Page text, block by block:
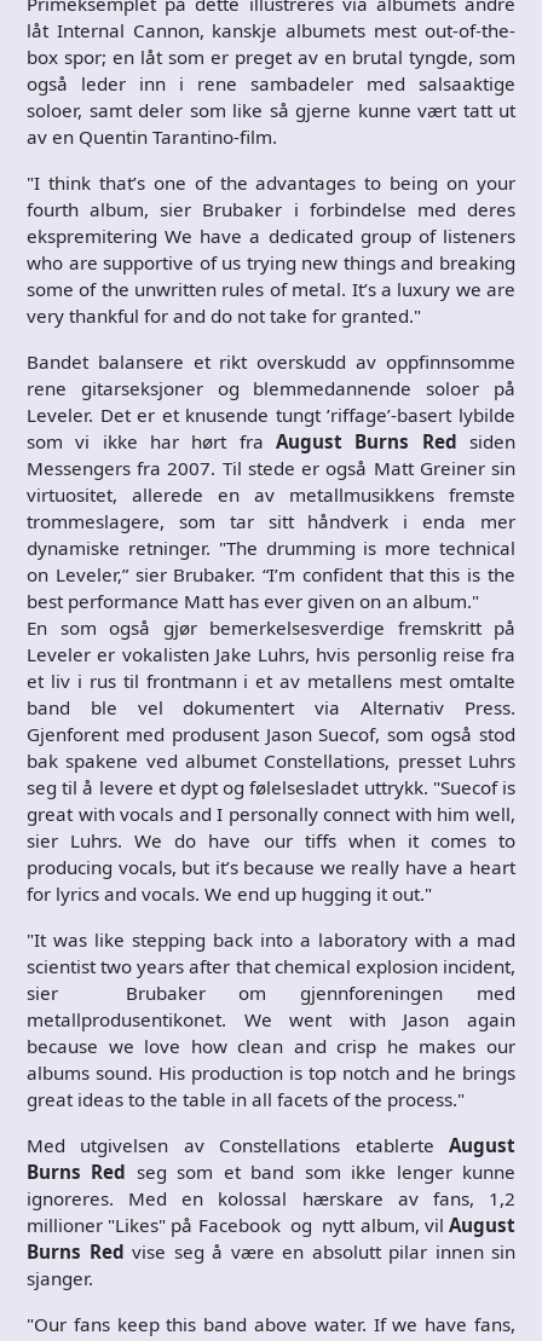
låt Internal Cannon, kanskje albumets mest out-of-the-
box spor; en låt som er preget av en brutal tyngde, som
også leder inn i rene sambadeler med salsaaktige
soloer, samt deler som like så gjerne kunne vært tatt ut
av en Quentin Tarantino-film.
"I think that’s one of the advantages to being on your
fourth album, sier Brubaker i forbindelse med deres
ekspremitering We have a dedicated group of listeners
who are supportive of us trying new things and breaking
some of the unwritten rules of metal. It’s a luxury we are
very thankful for and do not take for granted."
Bandet balansere et rikt overskudd av oppfinnsomme
rene gitarseksjoner og blemmedannende soloer på
Leveler. Det er et knusende tungt ’riffage’-basert lybilde
som vi ikke har hørt fra August Burns Red siden
Messengers fra 2007. Til stede er også Matt Greiner sin
virtuositet, allerede en av metallmusikkens fremste
trommeslagere, som tar sitt håndverk i enda mer
dynamiske retninger. "The drumming is more technical
on Leveler,” sier Brubaker. “I’m confident that this is the
best performance Matt has ever given on an album."
En som også gjør bemerkelsesverdige fremskritt på
Leveler er vokalisten Jake Luhrs, hvis personlig reise fra
et liv i rus til frontmann i et av metallens mest omtalte
band ble vel dokumentert via Alternativ Press.
Gjenforent med produsent Jason Suecof, som også stod
bak spakene ved albumet Constellations, presset Luhrs
seg til å levere et dypt og følelsesladet uttrykk. "Suecof is
great with vocals and I personally connect with him well,
sier Luhrs. We do have our tiffs when it comes to
producing vocals, but it’s because we really have a heart
for lyrics and vocals. We end up hugging it out."
"It was like stepping back into a laboratory with a mad
scientist two years after that chemical explosion incident,
sier Brubaker om gjennforeningen med
metallprodusentikonet. We went with Jason again
because we love how clean and crisp he makes our
albums sound. His production is top notch and he brings
great ideas to the table in all facets of the process."
Med utgivelsen av Constellations etablerte August
Burns Red seg som et band som ikke lenger kunne
ignoreres. Med en kolossal hærskare av fans, 1,2
millioner "Likes" på Facebook og nytt album, vil August
Burns Red vise seg å være en absolutt pilar innen sin
sjanger.
"Our fans keep this band above water. If we have fans,